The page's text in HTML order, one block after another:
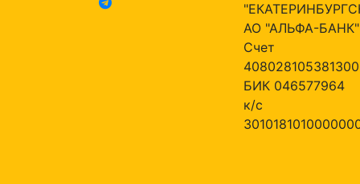
АО "АЛЬФА-БАНК"
Счет
БИК 046577964
к/с